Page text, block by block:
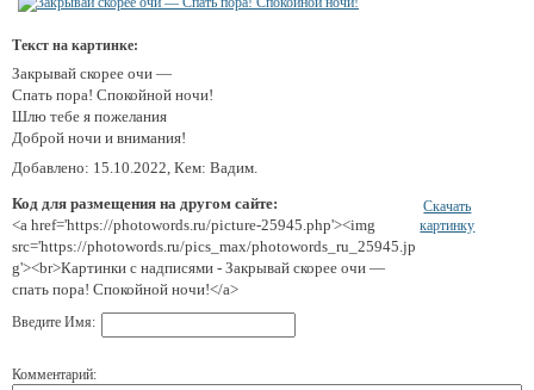
Текст на картинке:
Закрывай скорее очи —
Спать пора! Спокойной ночи!
Шлю тебе я пожелания
Доброй ночи и внимания!
Добавлено: 15.10.2022, Кем: Вадим.
Код для размещения на другом сайте:
<a href='https://photowords.ru/picture-25945.php'><img
src='https://photowords.ru/pics_max/photowords_ru_25945.jp
g'><br>Картинки с надписями - Закрывай скорее очи —
спать пора! Спокойной ночи!</a>
Скачать
картинку
Введите Имя:
Комментарий: